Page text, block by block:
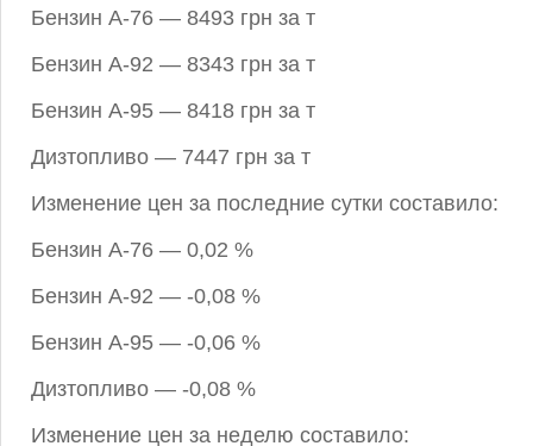
Бензин А-76 — 8493 грн за т
Бензин А-92 — 8343 грн за т
Бензин А-95 — 8418 грн за т
Дизтопливо — 7447 грн за т
Изменение цен за последние сутки составило:
Бензин А-76 — 0,02 %
Бензин А-92 — -0,08 %
Бензин А-95 — -0,06 %
Дизтопливо — -0,08 %
Изменение цен за неделю составило: